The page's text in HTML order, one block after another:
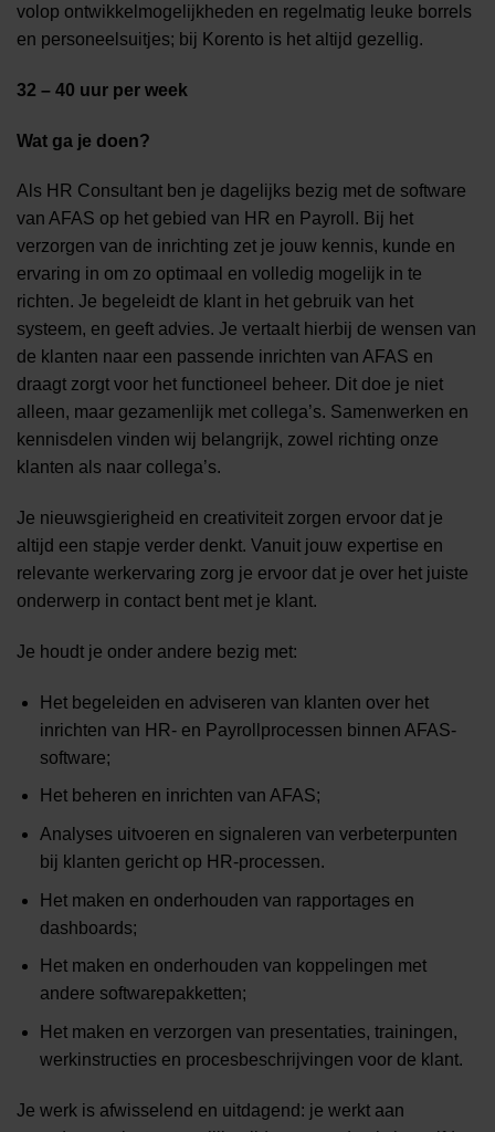
volop ontwikkelmogelijkheden en regelmatig leuke borrels
en personeelsuitjes; bij Korento is het altijd gezellig.
32 – 40 uur per week
Wat ga je doen?
Als HR Consultant ben je dagelijks bezig met de software
van AFAS op het gebied van HR en Payroll. Bij het
verzorgen van de inrichting zet je jouw kennis, kunde en
ervaring in om zo optimaal en volledig mogelijk in te
richten. Je begeleidt de klant in het gebruik van het
systeem, en geeft advies. Je vertaalt hierbij de wensen van
de klanten naar een passende inrichten van AFAS en
draagt zorgt voor het functioneel beheer. Dit doe je niet
alleen, maar gezamenlijk met collega’s. Samenwerken en
kennisdelen vinden wij belangrijk, zowel richting onze
klanten als naar collega’s.
Je nieuwsgierigheid en creativiteit zorgen ervoor dat je
altijd een stapje verder denkt. Vanuit jouw expertise en
relevante werkervaring zorg je ervoor dat je over het juiste
onderwerp in contact bent met je klant.
Je houdt je onder andere bezig met:
Het begeleiden en adviseren van klanten over het
inrichten van HR- en Payrollprocessen binnen AFAS-
software;
Het beheren en inrichten van AFAS;
Analyses uitvoeren en signaleren van verbeterpunten
bij klanten gericht op HR-processen.
Het maken en onderhouden van rapportages en
dashboards;
Het maken en onderhouden van koppelingen met
andere softwarepakketten;
Het maken en verzorgen van presentaties, trainingen,
werkinstructies en procesbeschrijvingen voor de klant.
Je werk is afwisselend en uitdagend: je werkt aan